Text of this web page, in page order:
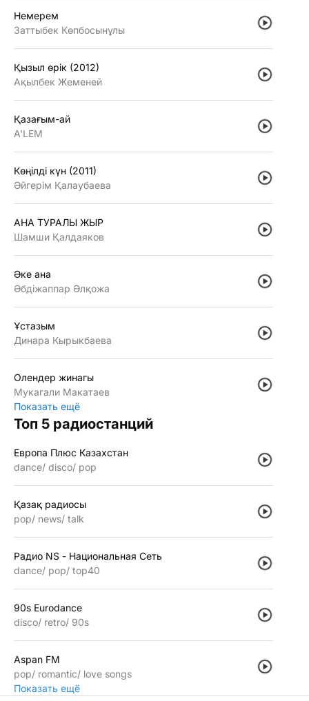
Немерем
Заттыбек Көпбосынұлы
Қызыл өрiк (2012)
Ақылбек Жеменей
Қазағым-ай
A'LEM
Көңiлдi күн (2011)
Әйгерiм Қалаубаева
АНА ТУРАЛЫ ЖЫР
Шамши Қалдаяков
Әке ана
Әбдiжаппар Әлқожа
Ұстазым
Динара Кырыкбаева
Олендер жинагы
Мукагали Макатаев
Показать ещё
Топ 5 радиостанций
Европа Плюс Казахстан
dance disco pop
Қазақ радиосы
pop
news talk
Радио NS - Национальная Сеть
dance pop top40
90s Eurodance
disco retro 90s
Aspan FM
pop
romantic
love songs
Показать ещё